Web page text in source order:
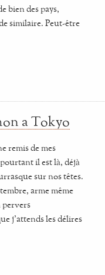
bien des pays,
similaire. Peut-être
a Tokyo
remis de mes
il est là, déjà
sur nos têtes.
arme même
j'attends les délires